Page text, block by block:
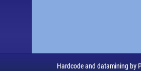
Hardcode and datamining by